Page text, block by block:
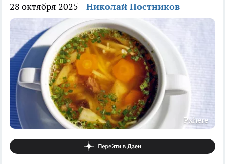
28 октября 2025 Николай Постников
Pxhere